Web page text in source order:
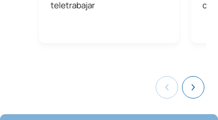
teletrabajar